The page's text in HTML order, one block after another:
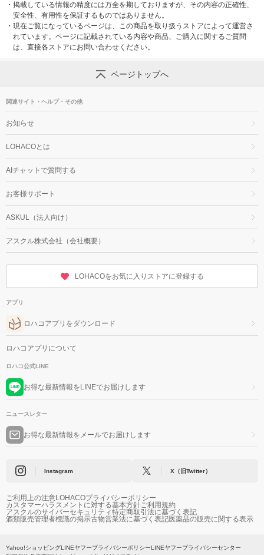
・ 掲載している情報の精度には万全を期しておりますが、その内容の正確性、
安全性、有用性を保証するものではありません。
・ 現在ご覧になっているページは、この商品を取り扱うストアによって運営さ
れています。ページに記載されている内容や商品、ご購入に関するご質問
は、直接各ストアにお問い合わせください。
ページトップへ
関連サイト・ヘルプ・その他
お知らせ
LOHACOとは
AIチャットで質問する
お客様サポート
ASKUL（法人向け）
アスクル株式会社（会社概要）
LOHACOをお気に入りストアに登録する
アプリ
ロハコアプリをダウンロード
ロハコアプリについて
ロハコ公式LINE
お得な最新情報をLINEでお届けします
ニュースレター
お得な最新情報をメールでお届けします
Instagram X（旧Twitter）
ご利用上の注意LOHACOプライバシーポリシー
カスタマーハラスメントに対する基本方針ご利用規約
アスクルのサイバーセキュリティ特定商取引法に基づく表記
酒類販売管理者標識の掲示古物営業法に基づく表記医薬品の販売に関する表示
Yahoo!ショッピングLINEヤフープライバシーポリシーLINEヤフープライバシーセンター